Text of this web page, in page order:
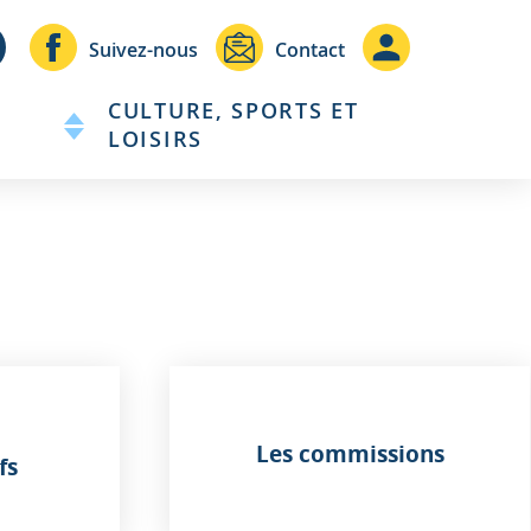
Header
-
Communication
Suivez-nous Contact
Header
-
CULTURE, SPORTS ET
LOISIRS
Les commissions